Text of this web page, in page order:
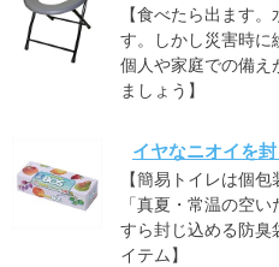
【食べたら出ます
す。しかし災害時に
個人や家庭での備え
ましょう】
イヤなニオイを
【簡易トイレは個
「真夏・常温の空
すら封じ込める防臭
イテム】